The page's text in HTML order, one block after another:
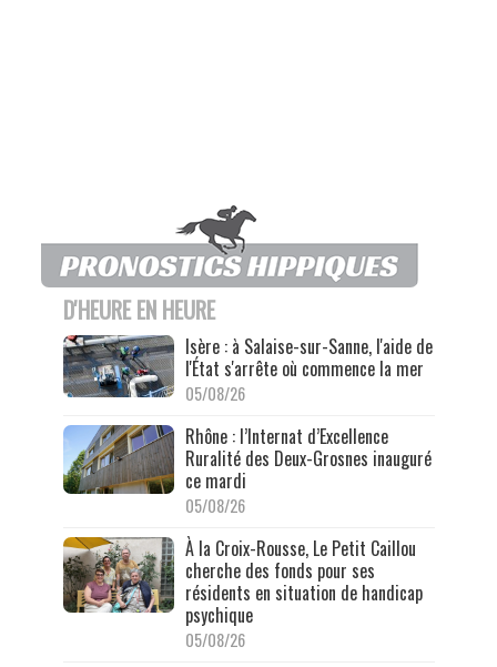
D'HEURE EN HEURE
Isère : à Salaise-sur-Sanne, l'aide de
l'État s'arrête où commence la mer
05/08/26
Rhône : l’Internat d’Excellence
Ruralité des Deux-Grosnes inauguré
ce mardi
05/08/26
À la Croix-Rousse, Le Petit Caillou
cherche des fonds pour ses
résidents en situation de handicap
psychique
05/08/26